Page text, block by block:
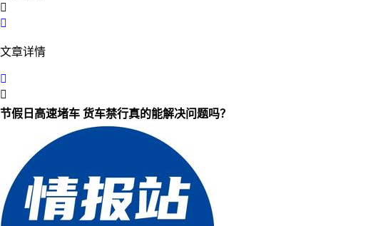


文章详情


节假日高速堵车 货车禁行真的能解决问题吗？